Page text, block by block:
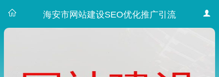
海安市网站建设SEO优化推广引流